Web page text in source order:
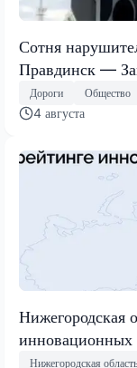
Сотня
Правдинск —
Дороги Общество
4 августа
Нижегородская
инновационных
Нижегородская область